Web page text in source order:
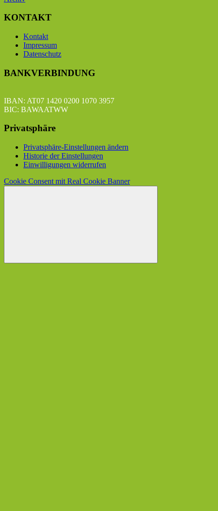
KONTAKT
Kontakt
Impressum
Datenschutz
BANKVERBINDUNG
IBAN: AT07 1420 0200 1070 3957
BIC: BAWAATWW
Privatsphäre
Privatsphäre-Einstellungen ändern
Historie der Einstellungen
Einwilligungen widerrufen
Cookie Consent mit Real Cookie Banner